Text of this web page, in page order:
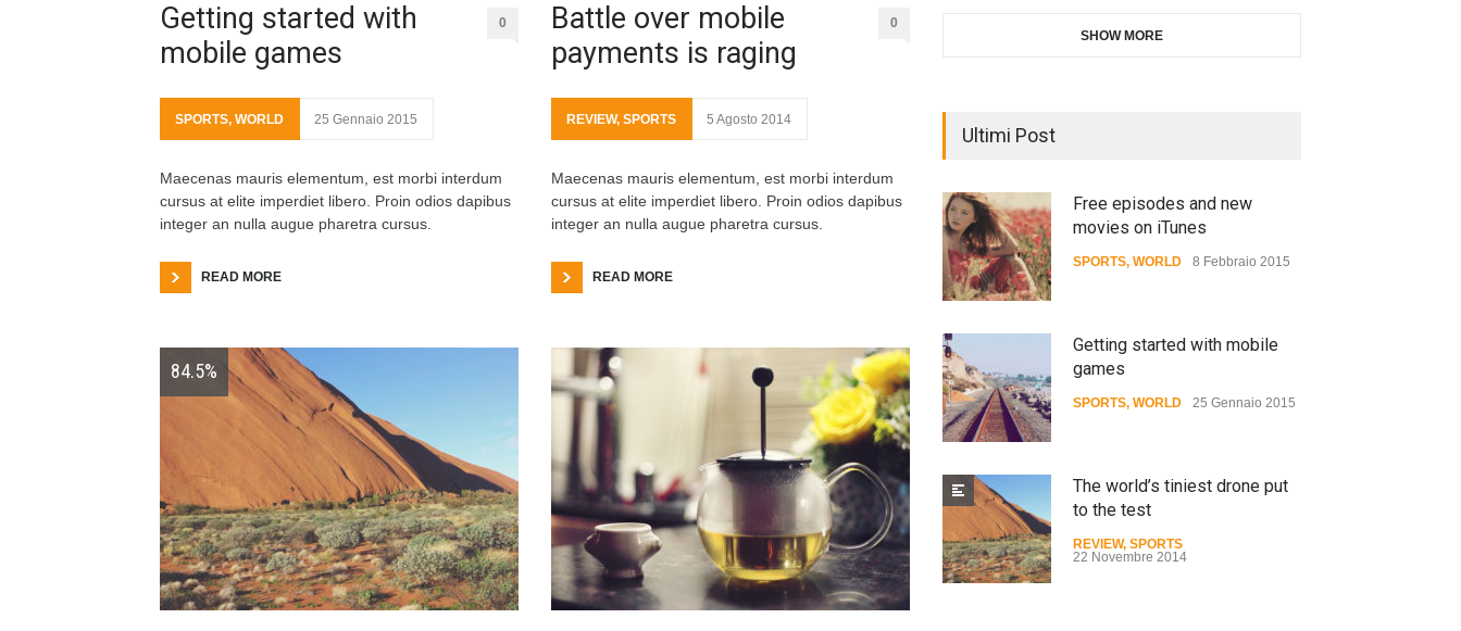
Getting started with
mobile games
0
SPORTS, WORLD 25 Gennaio 2015
Maecenas mauris elementum, est morbi interdum
cursus at elite imperdiet libero. Proin odios dapibus
integer an nulla augue pharetra cursus.
READ MORE
84.5%
Battle over mobile
payments is raging
0
REVIEW, SPORTS 5 Agosto 2014
Maecenas mauris elementum, est morbi interdum
cursus at elite imperdiet libero. Proin odios dapibus
integer an nulla augue pharetra cursus.
READ MORE
SHOW MORE
Ultimi Post
Free episodes and new
movies on iTunes
SPORTS, WORLD 8 Febbraio 2015
Getting started with mobile
games
SPORTS, WORLD 25 Gennaio 2015
The world’s tiniest drone put
to the test
REVIEW, SPORTS
22 Novembre 2014